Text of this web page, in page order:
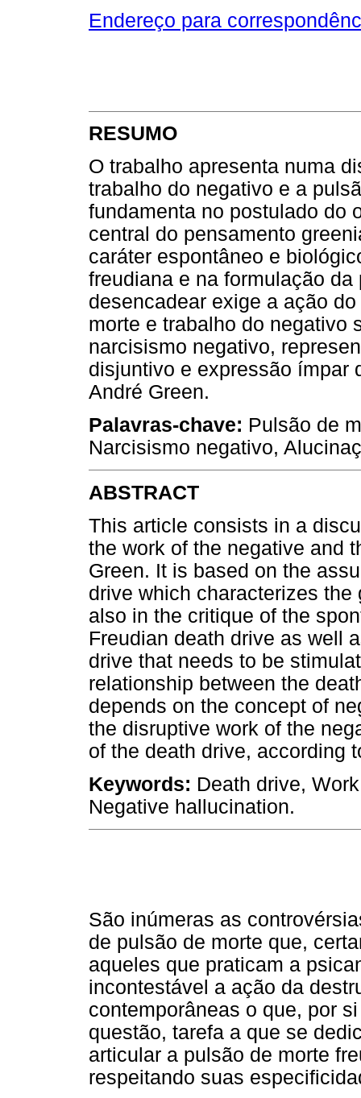
Endereço para
RESUMO
O trabalho apresenta numa
trabalho do negativo e a
fundamenta no postulado do
central do pensamento
caráter espontâneo e
freudiana e na formulação
desencadear exige a ação
morte e trabalho do negativo
narcisismo negativo,
disjuntivo e expressão ímpar
André Green.
Palavras-chave: Pulsão de
Narcisismo negativo,
ABSTRACT
This article consists in a
the work of the negative and
Green. It is based on the
drive which characterizes
also in the critique of the
Freudian death drive as well
drive that needs to be
relationship between the
depends on the concept of
the disruptive work of the
of the death drive, according
Keywords: Death drive,
Negative hallucination.
São inúmeras as
de pulsão de morte que,
aqueles que praticam a
incontestável a ação da
contemporâneas o que, por
questão, tarefa a que se
articular a pulsão de morte
respeitando suas